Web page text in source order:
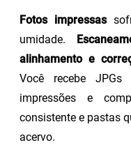
Fotos impressas
umidade.
alinhamento e
Você recebe
impressões e
consistente e pastas
acervo.